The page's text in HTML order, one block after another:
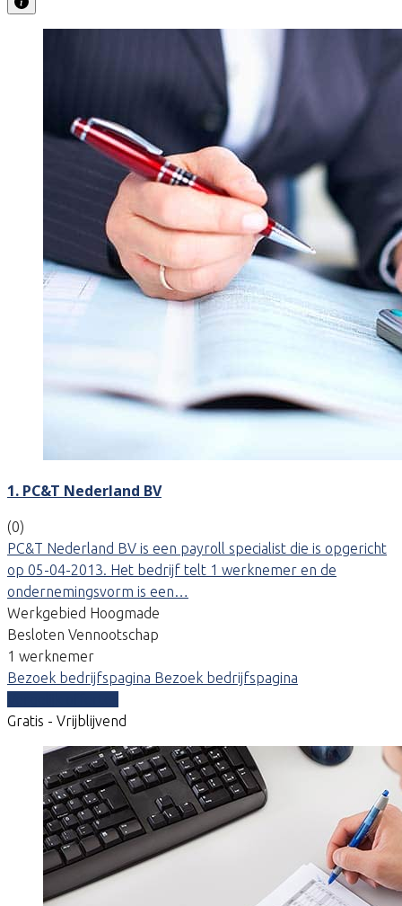
1. PC&T Nederland BV
(0)
PC&T Nederland BV is een payroll specialist die is opgericht
op 05-04-2013. Het bedrijf telt 1 werknemer en de
ondernemingsvorm is een…
Werkgebied Hoogmade
Besloten Vennootschap
1 werknemer
Bezoek bedrijfspagina Bezoek bedrijfspagina
Gratis - Vrijblijvend